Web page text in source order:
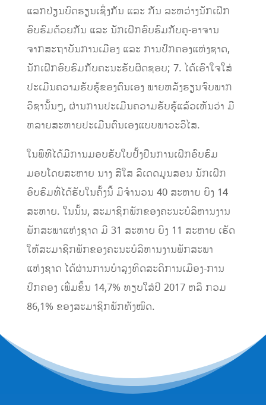
ແລກປ່ຽນບົດຮຽນເຊິ່ງກັນ ແລະ ກັນ ລະຫວ່າງນັກເຝິກ
ອົບຮົມດ້ວຍກັນ ແລະ ນັກເຝິກອົບຮົມກັບຄູ-ອາຈານ
ຈາກສະຖາບັນການເມືອງ ແລະ ການປົກຄອງແຫ່ງຊາດ,
ນັກເຝິກອົບຮົມກັບຄະນະຮັບຜິດຊອບ; 7. ໄດ້ເອົາໃຈໃສ່
ປະເມີນຄວາມຮັບຮູ້ຂອງຕົນເອງ ພາຍຫລັງຮຽນຈົບພາກ
ວິຊານັ້ນໆ, ຜ່ານການປະເມີນຄວາມຮັບຮູ້ແລ້ວເຫັນວ່າ ມີ
ຫລາຍສະຫາຍປະເມີນຕົນເອງແບບພາວະວິໄສ.
ໃນພິທີໄດ້ມີການມອບຮັບໃບຢັ້ງຢືນການເຝິກອົບຮົມ
ມອບໂດຍສະຫາຍ ນາງ ສີໃສ ລືເດດມູນສອນ ນັກເຝິກ
ອົບຮົມທີ່ໄດ້ຮັບໃນຄັ້ງນີ້ ມີຈໍານວນ 40 ສະຫາຍ ຍິງ 14
ສະຫາຍ. ໃນນັ້ນ, ສະມາຊິກພັກຂອງຄະນະບໍລິຫານງານ
ພັກສະພາແຫ່ງຊາດ ມີ 31 ສະຫາຍ ຍິງ 11 ສະຫາຍ ເຮັດ
ໃຫ້ສະມາຊິກພັກຂອງຄະນະບໍລິຫານງານພັກສະພາ
ແຫ່ງຊາດ ໄດ້ຜ່ານການບໍາລຸງທິດສະດີການເມືອງ-ການ
ປົກຄອງ ເພີ່ມຂຶ້ນ 14,7% ທຽບໃສ່ປີ 2017 ຫລື ກວມ
86,1% ຂອງສະມາຊິກພັກທັງໝົດ.